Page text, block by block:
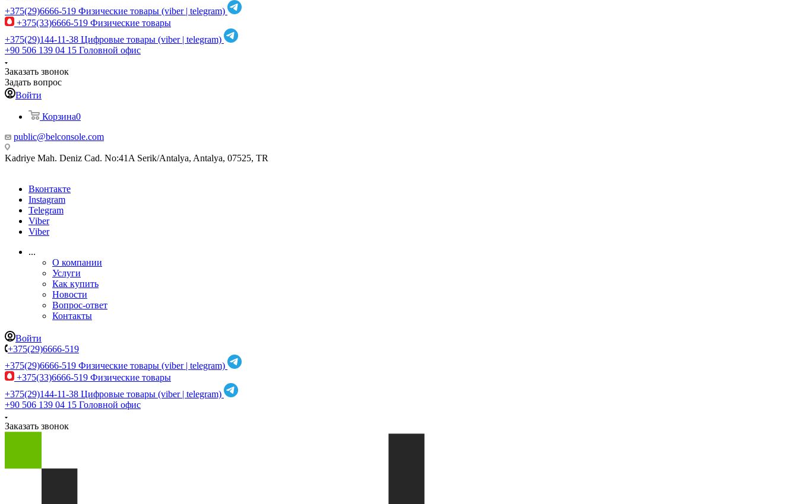
+375(29)6666-519 Физические товары (viber | telegram)
+375(33)6666-519 Физические товары
+375(29)144-11-38 Цифровые товары (viber | telegram)
+90 506 139 04 15 Головной офис
Заказать звонок
Задать вопрос
Войти
Корзина0
public@belconsole.com
Kadriye Mah. Deniz Cad. No:41A Serik/Antalya, Antalya, 07525, TR
Вконтакте
Instagram
Telegram
Viber
Viber
...
О компании
Услуги
Как купить
Новости
Вопрос-ответ
Контакты
Войти
+375(29)6666-519
+375(29)6666-519 Физические товары (viber | telegram)
+375(33)6666-519 Физические товары
+375(29)144-11-38 Цифровые товары (viber | telegram)
+90 506 139 04 15 Головной офис
Заказать звонок